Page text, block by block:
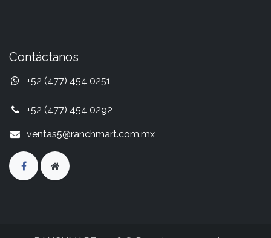
Contáctanos
+52 (477) 454 0251
+52 (477) 454 0292
ventas5@ranchmart.com.mx